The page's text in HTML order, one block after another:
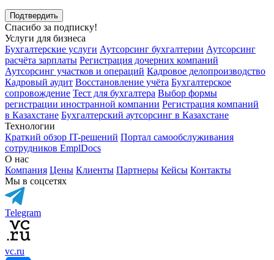
Подтвердить
Спасибо за подписку!
Услуги для бизнеса
Бухгалтерские услуги Аутсорсинг бухгалтерии Аутсорсинг
расчёта зарплаты Регистрация дочерних компаний
Аутсорсинг участков и операций Кадровое делопроизводство
Кадровый аудит Восстановление учёта Бухгалтерское
сопровождение Тест для бухгалтера Выбор формы
регистрации иностранной компании Регистрация компаний
в Казахстане Бухгалтерский аутсорсинг в Казахстане
Технологии
Краткий обзор IT-решений Портал самообслуживания
сотрудников EmplDocs
О нас
Компания Цены Клиенты Партнеры Кейсы Контакты
Мы в соцсетях
Telegram
vc.ru